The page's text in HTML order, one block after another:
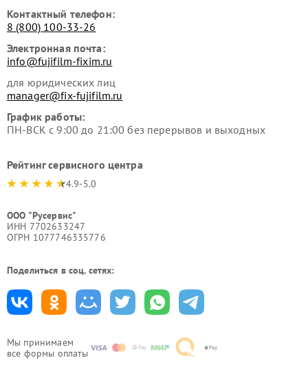
Мы принимаем
все формы оплаты
Контактный телефон:
8 (800) 100-33-26
Электронная почта:
info@fujifilm-fixim.ru
для юридических лиц
manager@fix-fujifilm.ru
График работы:
ПН-ВСК с 9:00 до 21:00 без перерывов и выходных
Рейтинг сервисного центра
4.9-5.0
ООО "Русервис"
ИНН 7702633247
ОГРН 1077746335776
Поделиться в соц. сетях: